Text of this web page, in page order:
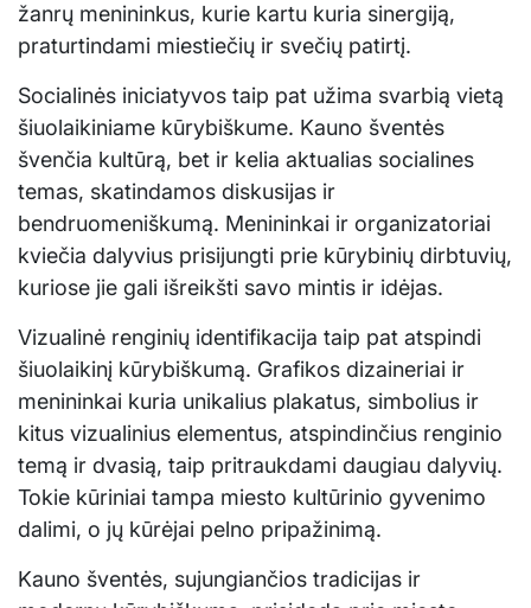
žanrų menininkus, kurie kartu kuria sinergiją,
praturtindami miestiečių ir svečių patirtį.
Socialinės iniciatyvos taip pat užima svarbią vietą
šiuolaikiniame kūrybiškume. Kauno šventės
švenčia kultūrą, bet ir kelia aktualias socialines
temas, skatindamos diskusijas ir
bendruomeniškumą. Menininkai ir organizatoriai
kviečia dalyvius prisijungti prie kūrybinių dirbtuvių,
kuriose jie gali išreikšti savo mintis ir idėjas.
Vizualinė renginių identifikacija taip pat atspindi
šiuolaikinį kūrybiškumą. Grafikos dizaineriai ir
menininkai kuria unikalius plakatus, simbolius ir
kitus vizualinius elementus, atspindinčius renginio
temą ir dvasią, taip pritraukdami daugiau dalyvių.
Tokie kūriniai tampa miesto kultūrinio gyvenimo
dalimi, o jų kūrėjai pelno pripažinimą.
Kauno šventės, sujungiančios tradicijas ir